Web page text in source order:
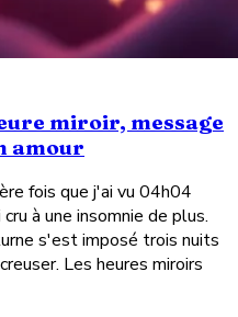
miroir, message
amour
fois que j'ai vu 04h04
à une insomnie de plus.
s'est imposé trois nuits
Les heures miroirs